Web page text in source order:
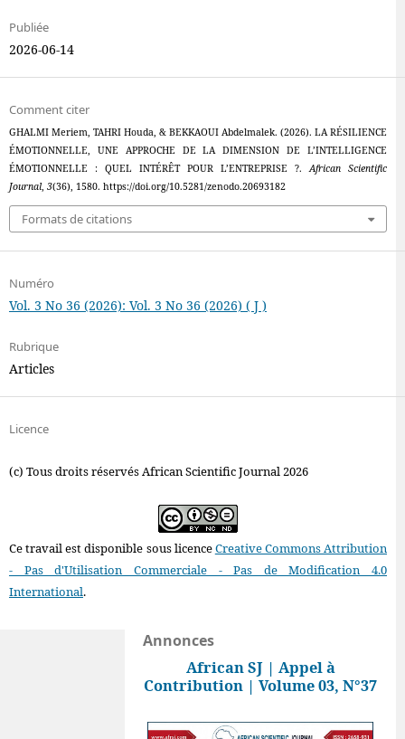
Publiée
2026-06-14
Comment citer
GHALMI Meriem, TAHRI Houda, & BEKKAOUI Abdelmalek. (2026). LA RÉSILIENCE
ÉMOTIONNELLE, UNE APPROCHE DE LA DIMENSION DE L’INTELLIGENCE
ÉMOTIONNELLE : QUEL INTÉRÊT POUR L’ENTREPRISE ?.African Scientific
Journal, 3(36), 1580. https://doi.org/10.5281/zenodo.20693182
Formats de citations
Numéro
Vol. 3 No 36 (2026): Vol. 3 No 36 (2026) ( J )
Rubrique
Articles
Licence
(c) Tous droits réservés African Scientific Journal 2026
Ce travail est disponible sous licenceCreative Commons Attribution
- Pas d'Utilisation Commerciale - Pas de Modification 4.0
International.
Annonces
African SJ | Appel à
Contribution | Volume 03, N°37